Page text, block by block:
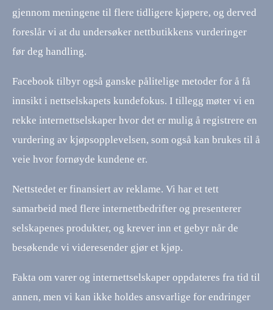
gjennom meningene til flere tidligere kjøpere, og derved
foreslår vi at du undersøker nettbutikkens vurderinger
før deg handling.
Facebook tilbyr også ganske pålitelige metoder for å få
innsikt i nettselskapets kundefokus. I tillegg møter vi en
rekke internettselskaper hvor det er mulig å registrere en
vurdering av kjøpsopplevelsen, som også kan brukes til å
veie hvor fornøyde kundene er.
Nettstedet er finansiert av reklame. Vi har et tett
samarbeid med flere internettbedrifter og presenterer
selskapenes produkter, og krever inn et gebyr når de
besøkende vi videresender gjør et kjøp.
Fakta om varer og internettselskaper oppdateres fra tid til
annen, men vi kan ikke holdes ansvarlige for endringer